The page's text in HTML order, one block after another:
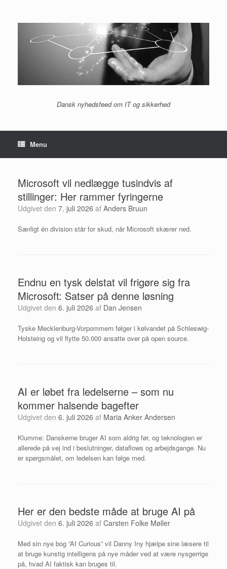
indhold
Dansk nyhedsfeed om IT og sikkerhed
Menu
Microsoft vil nedlægge tusindvis af
stillinger: Her rammer fyringerne
Udgivet den 7. juli 2026 af Anders Bruun
Særligt én division står for skud, når Microsoft skærer ned.
Endnu en tysk delstat vil frigøre sig fra
Microsoft: Satser på denne løsning
Udgivet den 6. juli 2026 af Dan Jensen
Tyske Mecklenburg-Vorpommern følger i kølvandet på Schleswig-
Holsteing og vil flytte 50.000 ansatte over på open source.
AI er løbet fra ledelserne – som nu
kommer halsende bagefter
Udgivet den 6. juli 2026 af Maria Anker Andersen
Klumme: Danskerne bruger AI som aldrig før, og teknologien er
allerede på vej ind i beslutninger, dataflows og arbejdsgange. Nu
er spørgsmålet, om ledelsen kan følge med.
Her er den bedste måde at bruge AI på
Udgivet den 6. juli 2026 af Carsten Folke Møller
Med sin nye bog ”AI Curious” vil Danny Iny hjælpe sine læsere til
at bruge kunstig intelligens på nye måder ved at være nysgerrige
på, hvad AI faktisk kan bruges til.